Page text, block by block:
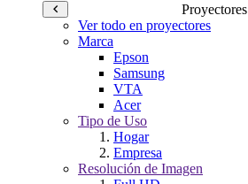
Proyectores
Ver todo en proyectores
Marca
Epson
Samsung
VTA
Acer
Tipo de Uso
Hogar
Empresa
Resolución de Imagen